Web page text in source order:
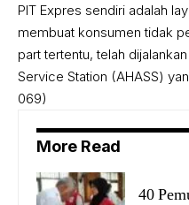
PIT Expres sendiri adalah
membuat konsumen tidak
part tertentu, telah
Service Station (AHASS)
069)
More Read
40